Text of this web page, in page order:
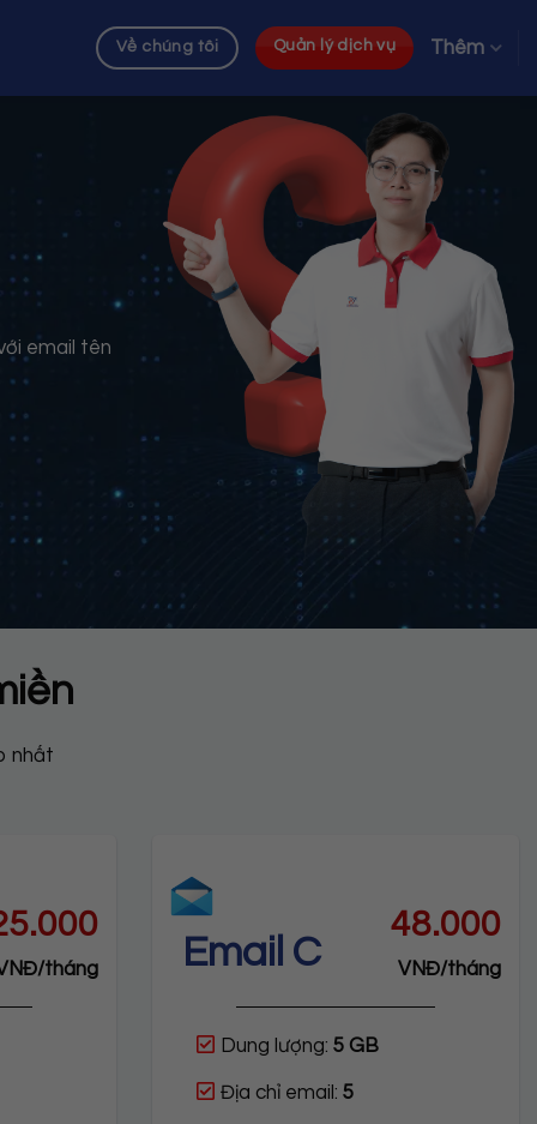
Về chúng tôi Quản lý dịch vụ Thêm
email tên
nhất
tháng Email C
48.000
VNĐ/tháng
Dung lượng:5 GB
Địa chỉ email:5